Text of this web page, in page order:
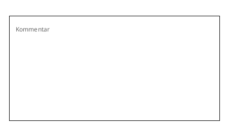
Kommentar